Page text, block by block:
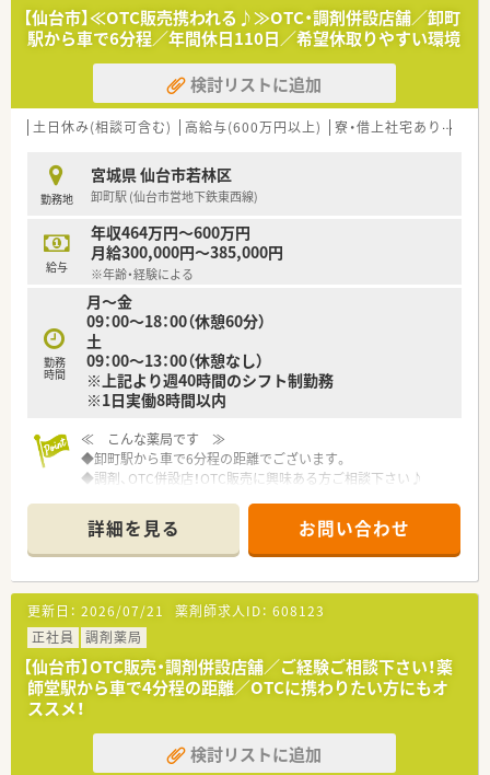
【仙台市】≪OTC販売携われる♪≫OTC・調剤併設店舗／卸町
駅から車で6分程／年間休日110日／希望休取りやすい環境
検討リストに追加
土日休み(相談可含む) 高給与(600万円以上) 寮・借上社宅あり
勤務地
宮城県 仙台市若林区
卸町駅 (仙台市営地下鉄東西線)
給与
年収464万円～600万円
月給300,000円～385,000円
※年齢・経験による
勤務
時間
月～金
09：00～18：00（休憩60分）
土
09：00～13：00（休憩なし）
※上記より週40時間のシフト制勤務
※1日実働8時間以内
≪ こんな薬局です ≫
◆卸町駅から車で6分程の距離でございます。
◆調剤、OTC併設店！OTC販売に興味ある方ご相談下さい♪
◆大手チェーン薬局ならではの福利厚生が充実♪産休育休制度
や育児介護短時間勤務制度など、ライフスタイルの変化にあわせ
て安心してお仕事を続けられる実績が多数あります。
詳細を見る お問い合わせ
更新日： 2026/07/21 薬剤師求人ID： 608123
正社員
調剤薬局
【仙台市】OTC販売・調剤併設店舗／ご経験ご相談下さい！薬
師堂駅から車で4分程の距離／OTCに携わりたい方にもオ
ススメ！
検討リストに追加